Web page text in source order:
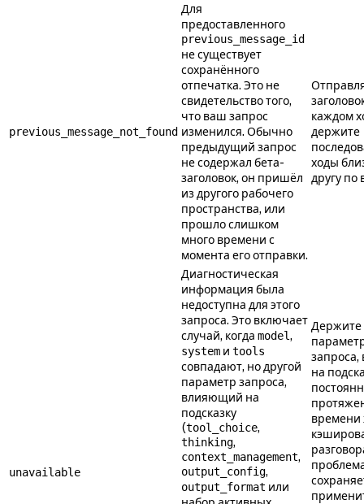
previous_message_not_found
Для
предоставленного
previous_message_id
не существует
сохранённого
отпечатка. Это не
свидетельство того,
что ваш запрос
изменился. Обычно
предыдущий запрос
не содержал бета-
заголовок, он пришёл
из другого рабочего
пространства, или
прошло слишком
много времени с
момента его отправки.
каждом
держите
ходы
другу по
unavailable
Диагностическая
информация была
недоступна для этого
запроса. Это включает
случай, когда model,
system и tools
совпадают, но другой
параметр запроса,
влияющий на
подсказку
(tool_choice,
thinking,
context_management,
output_config,
output_format или
Держите
на